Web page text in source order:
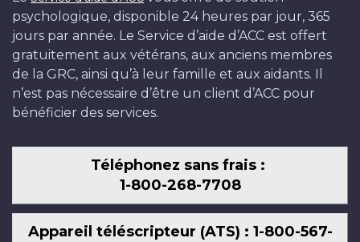
psychologique, disponible 24 heures par jour, 365
jours par année. Le Service d’aide d’ACC est offert
gratuitement aux vétérans, aux anciens membres
de la GRC, ainsi qu’à leur famille et aux aidants. Il
n’est pas nécessaire d’être un client d’ACC pour
bénéficier des services.
Téléphonez sans frais :
1-800-268-7708
Appareil téléscripteur (ATS) : 1-800-567-